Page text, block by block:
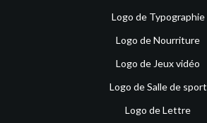
Logo de Typographie
Logo de Nourriture
Logo de Jeux vidéo
Logo de Salle de sport
Logo de Lettre